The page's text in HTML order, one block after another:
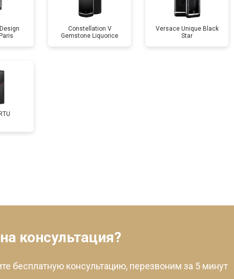
Constellation V
Gemstone Liquorice
Versace Unique Black
Star
консультация?
бесплатную консультацию, перезвоним за 5 минут